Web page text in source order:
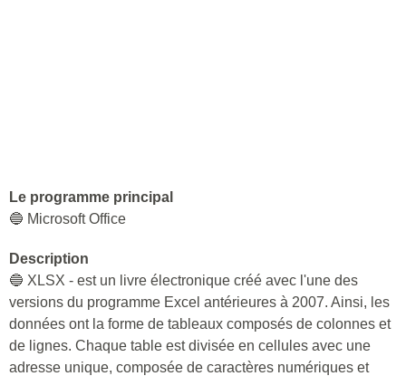
Le programme principal
🔵 Microsoft Office
Description
🔵 XLSX - est un livre électronique créé avec l'une des
versions du programme Excel antérieures à 2007. Ainsi, les
données ont la forme de tableaux composés de colonnes et
de lignes. Chaque table est divisée en cellules avec une
adresse unique, composée de caractères numériques et